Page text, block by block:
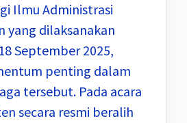
Ilmu Administrasi
yang dilaksanakan
September 2025,
penting dalam
tersebut. Pada acara
secara resmi beralih